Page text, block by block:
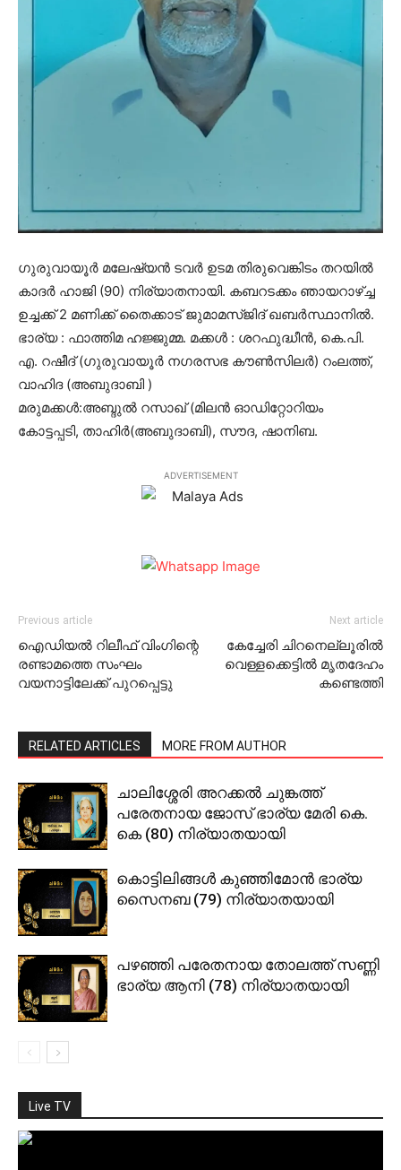
ഗുരുവായൂര്‍ മലേഷ്യന്‍ ടവര്‍ ഉടമ തിരുവെങ്കിടം തറയില്‍
കാദര്‍ ഹാജി (90) നിര്യാതനായി. കബറടക്കം ഞായറാഴ്ച്ച
ഉച്ചക്ക് 2 മണിക്ക് തൈക്കാട് ജുമാമസ്ജിദ് ഖബര്‍സ്ഥാനില്‍.
ഭാര്യ : ഫാത്തിമ ഹജ്ജുമ്മ. മക്കള്‍ : ശറഫുദ്ധീന്‍, കെ.പി.
എ. റഷീദ് (ഗുരുവായൂര്‍ നഗരസഭ കൗണ്‍സിലര്‍) റംലത്ത്,
വാഹിദ (അബുദാബി )
മരുമക്കള്‍:അബ്ദുല്‍ റസാഖ് (മിലന്‍ ഓഡിറ്റോറിയം
കോട്ടപ്പടി, താഹിര്‍(അബുദാബി), സൗദ, ഷാനിബ.
ADVERTISEMENT
Previous article
ഐഡിയല്‍ റിലീഫ് വിംഗിന്റെ
രണ്ടാമത്തെ സംഘം
വയനാട്ടിലേക്ക് പുറപ്പെട്ടു
Next article
കേച്ചേരി ചിറനെല്ലൂരില്‍
വെള്ളക്കെട്ടില്‍ മൃതദേഹം
കണ്ടെത്തി
RELATED ARTICLES MORE FROM AUTHOR
ചാലിശ്ശേരി അറക്കല്‍ ചുങ്കത്ത്
പരേതനായ ജോസ് ഭാര്യ മേരി കെ.
കെ (80) നിര്യാതയായി
കൊട്ടിലിങ്ങള്‍ കുഞ്ഞിമോന്‍ ഭാര്യ
സൈനബ (79) നിര്യാതയായി
പഴഞ്ഞി പരേതനായ തോലത്ത് സണ്ണി
ഭാര്യ ആനി (78) നിര്യാതയായി
Live TV